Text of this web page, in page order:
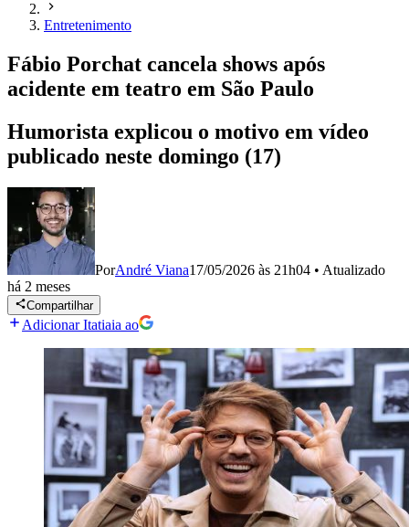
Entretenimento
Fábio Porchat cancela shows após
acidente em teatro em São Paulo
Humorista explicou o motivo em vídeo
publicado neste domingo (17)
PorAndré Viana17/05/2026 às 21h04 • Atualizado
há 2 meses
Compartilhar
Adicionar Itatiaia ao